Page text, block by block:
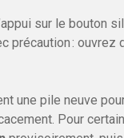
sur le bouton
précaution :
une pile neuve
Pour